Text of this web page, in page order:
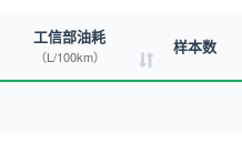
工信部油耗
（L/100km） 样本数